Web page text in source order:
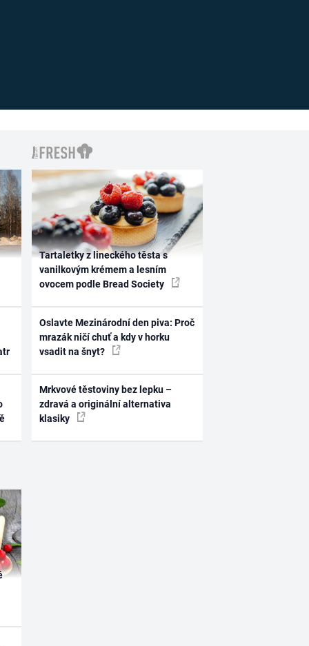
Tartaletky z lineckého těsta s
vanilkovým krémem a lesním
ovocem podle Bread Society
Oslavte Mezinárodní den piva: Proč
mrazák ničí chuť a kdy v horku
vsadit na šnyt?
Mrkvové těstoviny bez lepku –
zdravá a originální alternativa
klasiky